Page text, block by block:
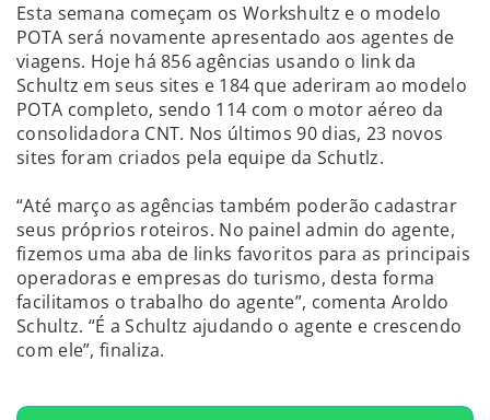
Esta semana começam os Workshultz e o modelo
POTA será novamente apresentado aos agentes de
viagens. Hoje há 856 agências usando o link da
Schultz em seus sites e 184 que aderiram ao modelo
POTA completo, sendo 114 com o motor aéreo da
consolidadora CNT. Nos últimos 90 dias, 23 novos
sites foram criados pela equipe da Schutlz.
“Até março as agências também poderão cadastrar
seus próprios roteiros. No painel admin do agente,
fizemos uma aba de links favoritos para as principais
operadoras e empresas do turismo, desta forma
facilitamos o trabalho do agente”, comenta Aroldo
Schultz. “É a Schultz ajudando o agente e crescendo
com ele”, finaliza.